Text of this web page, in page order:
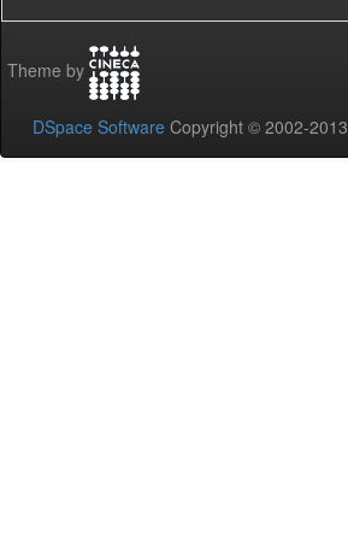
Theme by
DSpace Software Copyright © 2002-2013